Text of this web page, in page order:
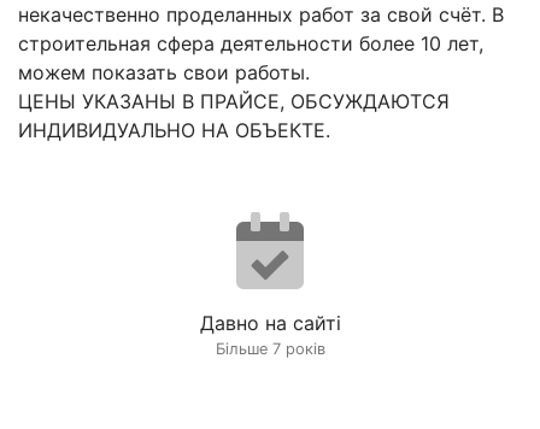
некачественно проделанных работ за свой счёт. В
строительная сфера деятельности более 10 лет,
можем показать свои работы.
ЦЕНЫ УКАЗАНЫ В ПРАЙСЕ, ОБСУЖДАЮТСЯ
ИНДИВИДУАЛЬНО НА ОБЪЕКТЕ.
Давно на сайті
Більше 7 років